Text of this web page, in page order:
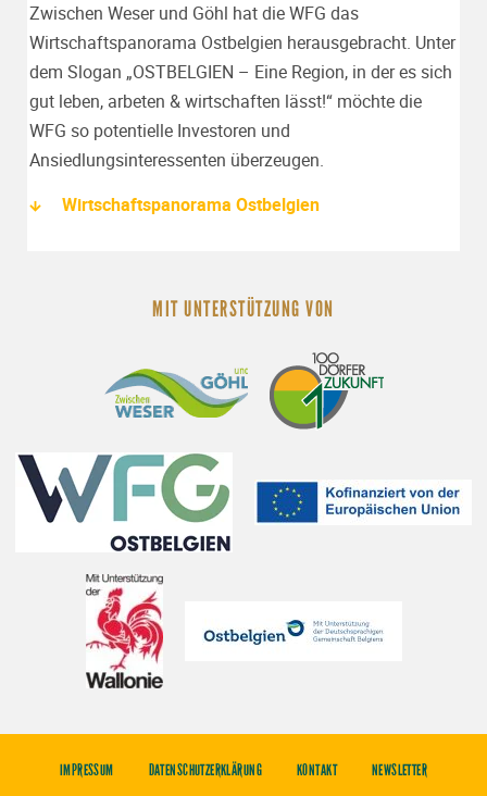
Zwischen Weser und Göhl hat die WFG das
Wirtschaftspanorama Ostbelgien herausgebracht. Unter
dem Slogan „OSTBELGIEN – Eine Region, in der es sich
gut leben, arbeten & wirtschaften lässt!“ möchte die
WFG so potentielle Investoren und
Ansiedlungsinteressenten überzeugen.
Wirtschaftspanorama Ostbelgien
MIT UNTERSTÜTZUNG VON
IMPRESSUM DATENSCHUTZERKLÄRUNG KONTAKT NEWSLETTER